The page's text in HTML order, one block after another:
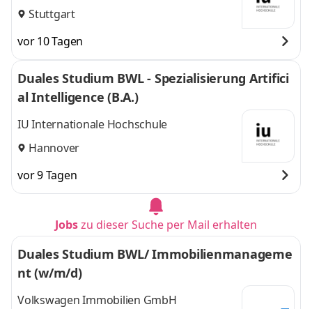
Stuttgart
vor 10 Tagen
Duales Studium BWL - Spezialisierung Artifici
al Intelligence (B.A.)
IU Internationale Hochschule
Hannover
vor 9 Tagen
Jobszu dieser Suche per Mail erhalten
Duales Studium BWL/ Immobilienmanageme
nt (w/m/d)
Volkswagen Immobilien GmbH